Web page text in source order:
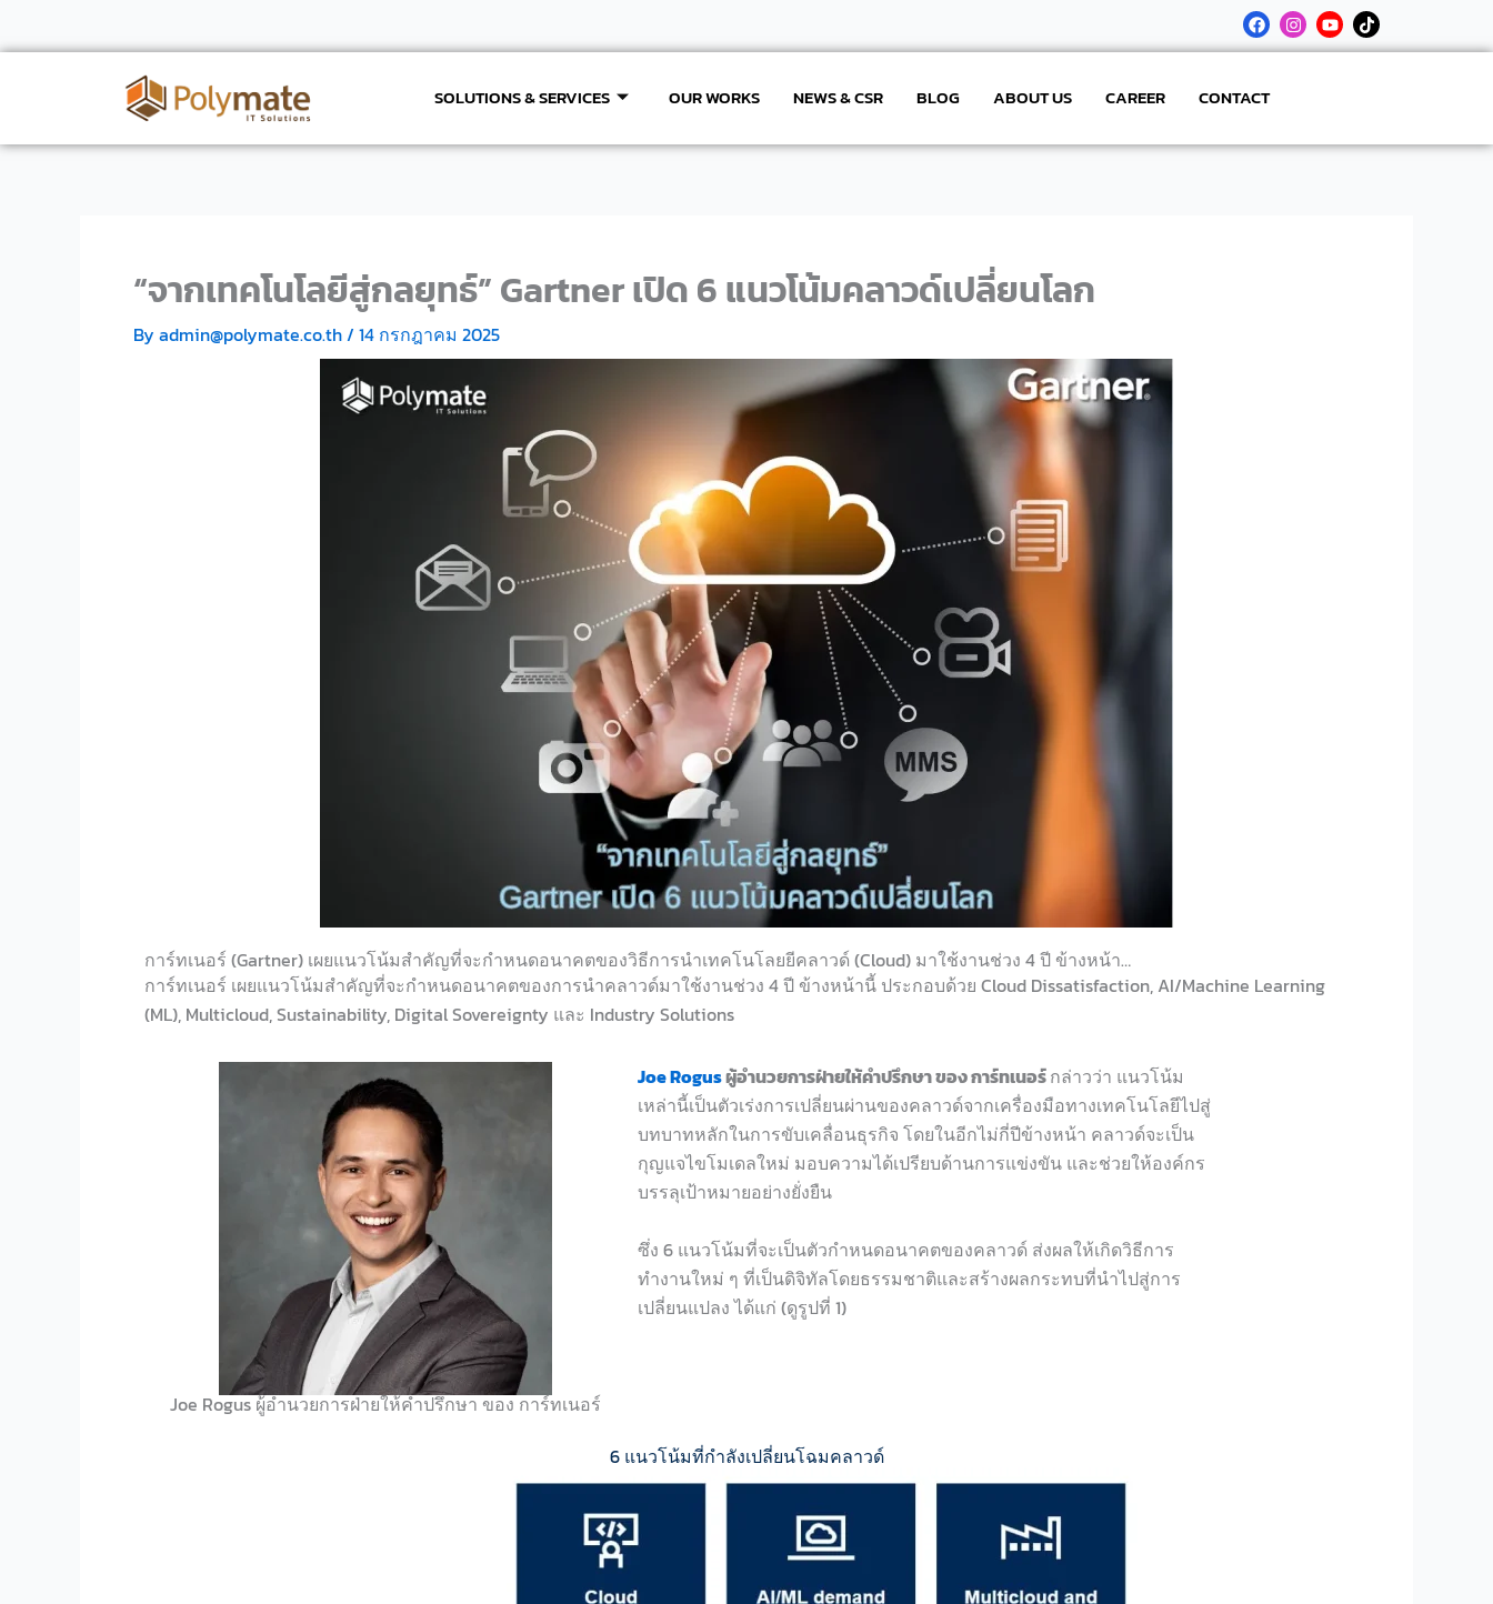
to
F
a
c
o
I
n
s
m
Y
o
u
T
i
k
SOLUTIONS & SERVICES OUR WORKS NEWS & CSR BLOG ABOUT US CAREER CONTACT
“จากเทคโนโลยีสู่กลยุทธ์” Gartner เปิด 6 แนวโน้มคลาวด์เปลี่ยนโลก
By admin@polymate.co.th/ 14 กรกฎาคม 2025
การ์ทเนอร์ (Gartner) เผยแนวโน้มสำคัญที่จะกำหนดอนาคตของวิธีการนำเทคโนโลยยีคลาวด์ (Cloud) มาใช้งานช่วง 4 ปี ข้างหน้า…
การ์ทเนอร์ เผยแนวโน้มสำคัญที่จะกำหนดอนาคตของการนำคลาวด์มาใช้งานช่วง 4 ปี ข้างหน้านี้ ประกอบด้วย Cloud Dissatisfaction, AI/Machine Learning
(ML), Multicloud, Sustainability, Digital Sovereignty และ Industry Solutions
Joe Rogus ผู้อำนวยการฝ่ายให้คำปรึกษา ของ การ์ทเนอร์
Joe Rogusผู้อำนวยการฝ่ายให้คำปรึกษา ของการ์ทเนอร์กล่าวว่า แนวโน้ม
เหล่านี้เป็นตัวเร่งการเปลี่ยนผ่านของคลาวด์จากเครื่องมือทางเทคโนโลยีไปสู่
บทบาทหลักในการขับเคลื่อนธุรกิจ โดยในอีกไม่กี่ปีข้างหน้า คลาวด์จะเป็น
กุญแจไขโมเดลใหม่ มอบความได้เปรียบด้านการแข่งขัน และช่วยให้องค์กร
บรรลุเป้าหมายอย่างยั่งยืน
ซึ่ง 6 แนวโน้มที่จะเป็นตัวกำหนดอนาคตของคลาวด์ ส่งผลให้เกิดวิธีการ
ทำงานใหม่ ๆ ที่เป็นดิจิทัลโดยธรรมชาติและสร้างผลกระทบที่นำไปสู่การ
เปลี่ยนแปลง ได้แก่ (ดูรูปที่ 1)
6 แนวโน้มที่กำลังเปลี่ยนโฉมคลาวด์